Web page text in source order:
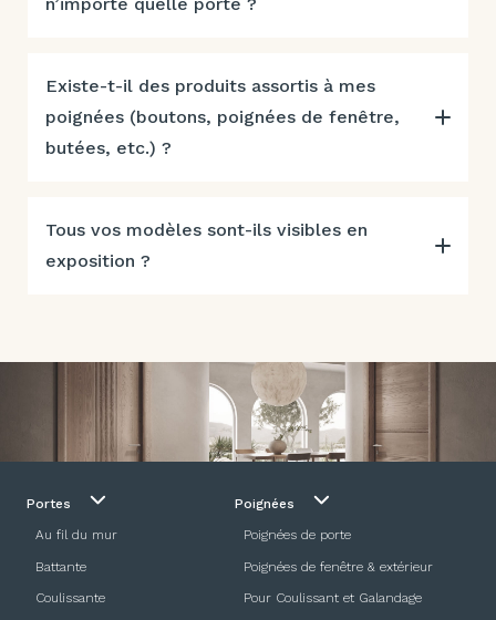
Existe-t-il des produits assortis à mes
poignées (boutons, poignées de fenêtre,
butées, etc.) ?
Tous vos modèles sont-ils visibles en
exposition ?
Portes
Au fil du mur
Battante
Coulissante
Poignées
Poignées de porte
Poignées de fenêtre & extérieur
Pour Coulissant et Galandage